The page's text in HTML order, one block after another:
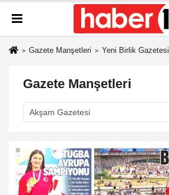
Gazete Manşetleri Yeni Birlik Gazetesi
Gazete Manşetleri